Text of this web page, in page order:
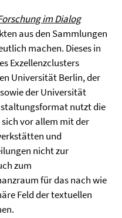
im Dialog
aus den Sammlungen
machen. Dieses in
Exzellenzclusters
Universität Berlin, der
der Universität
nutzt die
vor allem mit der
und
nicht zur
zum
für das nach wie
Feld der textuellen